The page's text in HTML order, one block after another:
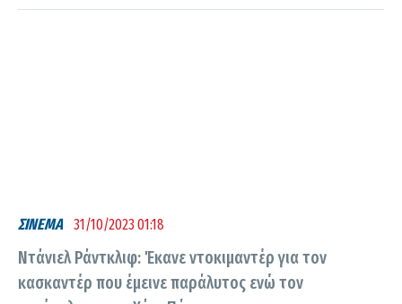
ΣΙΝΕΜΑ 31/10/2023 01:18
Ντάνιελ Ράντκλιφ: Έκανε ντοκιμαντέρ για τον
κασκαντέρ που έμεινε παράλυτος ενώ τον